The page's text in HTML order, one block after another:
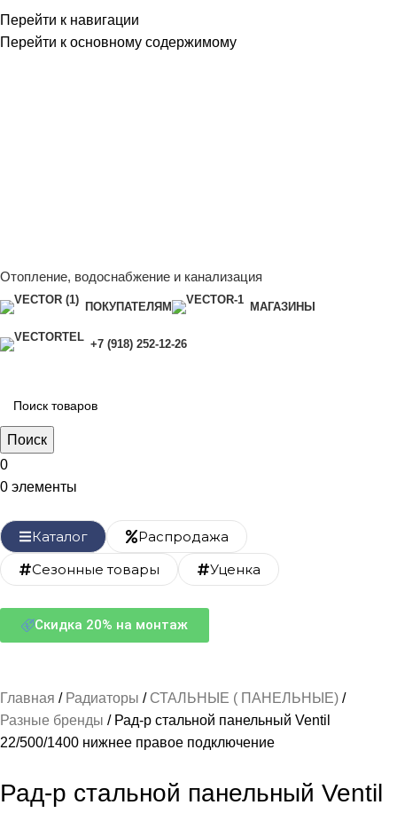
Перейти к навигации
Перейти к основному содержимому
Отопление, водоснабжение и канализация
ПОКУПАТЕЛЯМ МАГАЗИНЫ
+7 (918) 252-12-26
Поиск
0
0 элементы
Каталог
Распродажа
Сезонные товары
Уценка
Скидка 20% на монтаж
Главная Радиаторы
СТАЛЬНЫЕ ( ПАНЕЛЬНЫЕ)
Разные бренды
Рад-р стальной панельный Ventil
22/500/1400 нижнее правое подключение
Рад-р стальной панельный Ventil